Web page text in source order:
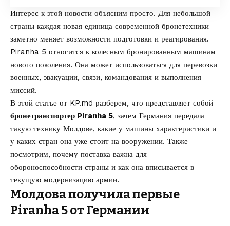
Интерес к этой новости объясним просто. Для небольшой
страны каждая новая единица современной бронетехники
заметно меняет возможности подготовки и реагирования.
Piranha 5 относится к колесным бронированным машинам
нового поколения. Она может использоваться для перевозки
военных, эвакуации, связи, командования и выполнения
миссий.
В этой статье от KP.md разберем, что представляет собой
бронетранспортер Piranha 5, зачем Германия передала
такую технику Молдове, какие у машины характеристики и
у каких стран она уже стоит на вооружении. Также
посмотрим, почему поставка важна для
обороноспособности страны и как она вписывается в
текущую модернизацию армии.
Молдова получила первые
Piranha 5 от Германии